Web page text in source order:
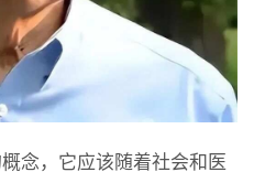
念，它应该随着社会和医